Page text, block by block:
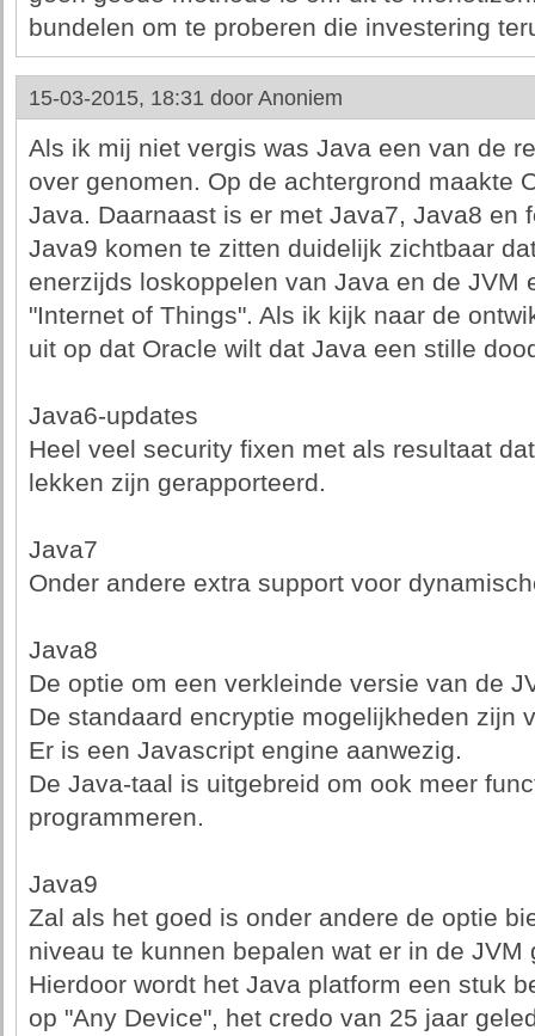
bundelen om te proberen die investering
15-03-2015, 18:31 door Anoniem
Als ik mij niet vergis was Java een van de
over genomen. Op de achtergrond maakte
Java. Daarnaast is er met Java7, Java8 en
Java9 komen te zitten duidelijk zichtbaar
enerzijds loskoppelen van Java en de JVM
"Internet of Things". Als ik kijk naar de
uit op dat Oracle wilt dat Java een stille
Java6-updates
Heel veel security fixen met als resultaat
lekken zijn gerapporteerd.
Java7
Onder andere extra support voor
Java8
De optie om een verkleinde versie van de
De standaard encryptie mogelijkheden zijn
Er is een Javascript engine aanwezig.
De Java-taal is uitgebreid om ook meer
programmeren.
Java9
Zal als het goed is onder andere de optie
niveau te kunnen bepalen wat er in de
Hierdoor wordt het Java platform een stuk
op "Any Device", het credo van 25 jaar